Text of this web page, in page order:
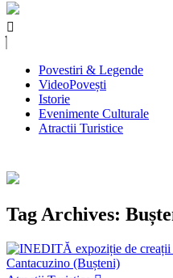
Povestiri & Legende
VideoPovești
Istorie
Evenimente Culturale
Atractii Turistice
Tag Archives: